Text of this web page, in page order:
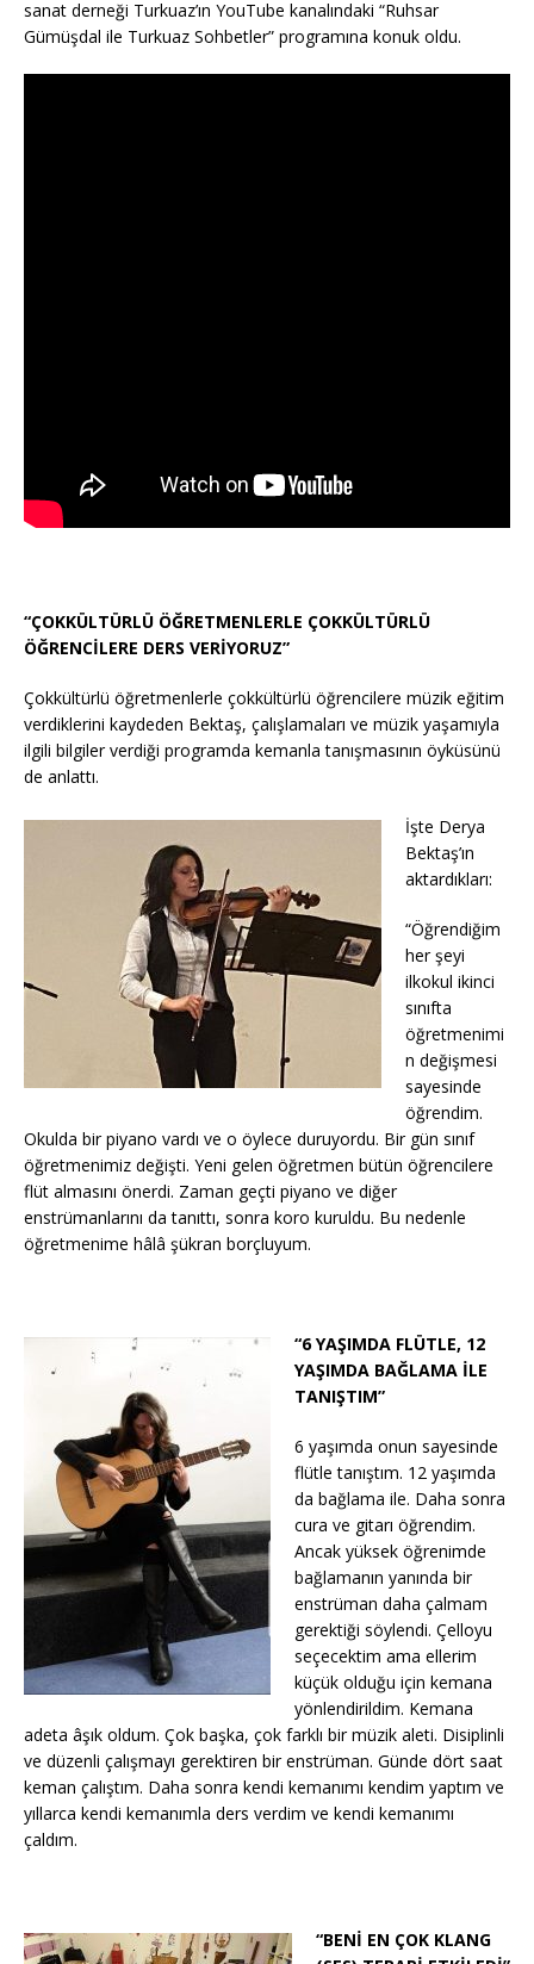
sanat derneği Turkuaz’ın YouTube kanalındaki “Ruhsar
Gümüşdal ile Turkuaz Sohbetler” programına konuk oldu.
“ÇOKKÜLTÜRLÜ ÖĞRETMENLERLE ÇOKKÜLTÜRLÜ
ÖĞRENCİLERE DERS VERİYORUZ”
Çokkültürlü öğretmenlerle çokkültürlü öğrencilere müzik eğitim
verdiklerini kaydeden Bektaş, çalışlamaları ve müzik yaşamıyla
ilgili bilgiler verdiği programda kemanla tanışmasının öyküsünü
de anlattı.
İşte Derya
Bektaş’ın
aktardıkları:
“Öğrendiğim
her şeyi
ilkokul ikinci
sınıfta
öğretmenimi
n değişmesi
sayesinde
öğrendim.
Okulda bir piyano vardı ve o öylece duruyordu. Bir gün sınıf
öğretmenimiz değişti. Yeni gelen öğretmen bütün öğrencilere
flüt almasını önerdi. Zaman geçti piyano ve diğer
enstrümanlarını da tanıttı, sonra koro kuruldu. Bu nedenle
öğretmenime hâlâ şükran borçluyum.
“6 YAŞIMDA FLÜTLE, 12
YAŞIMDA BAĞLAMA İLE
TANIŞTIM”
6 yaşımda onun sayesinde
flütle tanıştım. 12 yaşımda
da bağlama ile. Daha sonra
cura ve gitarı öğrendim.
Ancak yüksek öğrenimde
bağlamanın yanında bir
enstrüman daha çalmam
gerektiği söylendi. Çelloyu
seçecektim ama ellerim
küçük olduğu için kemana
yönlendirildim. Kemana
adeta âşık oldum. Çok başka, çok farklı bir müzik aleti. Disiplinli
ve düzenli çalışmayı gerektiren bir enstrüman. Günde dört saat
keman çalıştım. Daha sonra kendi kemanımı kendim yaptım ve
yıllarca kendi kemanımla ders verdim ve kendi kemanımı
çaldım.
“BENİ EN ÇOK KLANG